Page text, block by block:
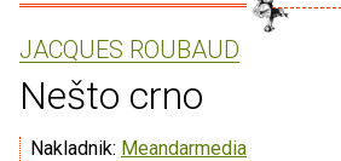
JACQUES ROUBAUD
Nešto crno
Nakladnik: Meandarmedia